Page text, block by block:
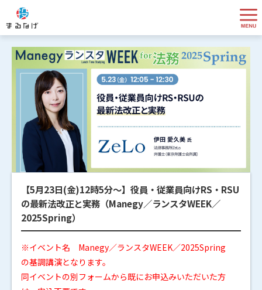
【5月23日(金)12時5分～】役員・従業員向けRS・RSU
の最新法改正と実務（Manegy／ランスタWEEK／
2025Spring）
※イベント名 Manegy／ランスタWEEK／2025Spring
の基調講演となります。
同イベントの別フォームから既にお申込みいただいた方